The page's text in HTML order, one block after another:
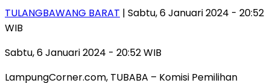
TULANGBAWANG BARAT | Sabtu, 6 Januari 2024 - 20:52
WIB
Sabtu, 6 Januari 2024 - 20:52 WIB
LampungCorner.com, TUBABA – Komisi Pemilihan